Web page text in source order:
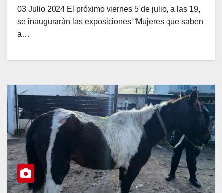
03 Julio 2024 El próximo viernes 5 de julio, a las 19,
se inaugurarán las exposiciones “Mujeres que saben
a…